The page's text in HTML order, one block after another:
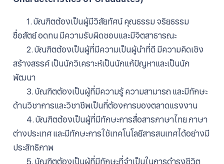
1. บัณฑิตต้องเป็นผู้มีวิสัยทัศน์ คุณธรรม จริยธรรม
ซื่อสัตย์ อดทน มีความรับผิดชอบและมีจิตสาธารณะ
2. บัณฑิตต้องเป็นผู้ที่มีความเป็นผู้นําที่ดี มีความคิดเชิง
สร้างสรรค์ เป็นนักวิเคราะห์เป็นนักแก้ปัญหาและเป็นนัก
พัฒนา
3. บัณฑิตต้องเป็นผู้ที่มีความรู้ ความสามารถ และมีทักษะ
ด้านวิชาการและวิชาชีพเป็นที่ต้องการของตลาดแรงงาน
4. บัณฑิตต้องเป็นผู้ที่มีทักษะการสื่อสารภาษาไทย ภาษา
ต่างประเทศ และมีทักษะการใช้เทคโนโลยีสารสนเทศได้อย่างมี
ประสิทธิภาพ
5. บัณฑิตต้องเป็นผู้ที่มีทักษะที่จําเป็นในการดํารงชีวิต